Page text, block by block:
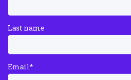
Last name
Email*